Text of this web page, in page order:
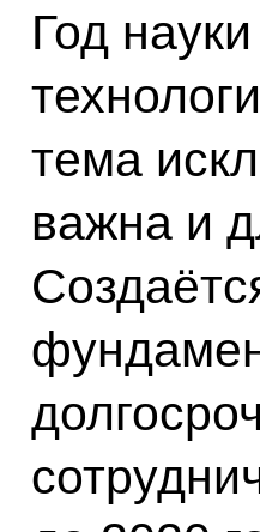
Год
тема
важна и